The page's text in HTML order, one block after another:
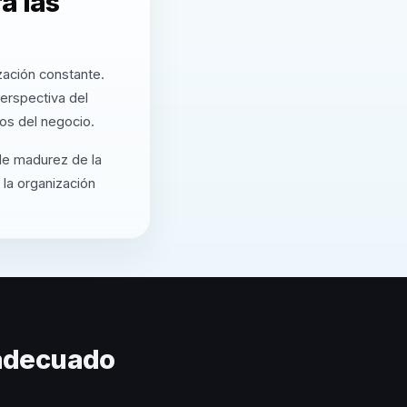
constante.
del
del negocio.
madurez de la
organización